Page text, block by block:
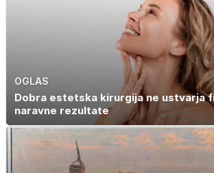
OGLAS
Dobra estetska kirurgija ne ustvarja
naravne rezultate